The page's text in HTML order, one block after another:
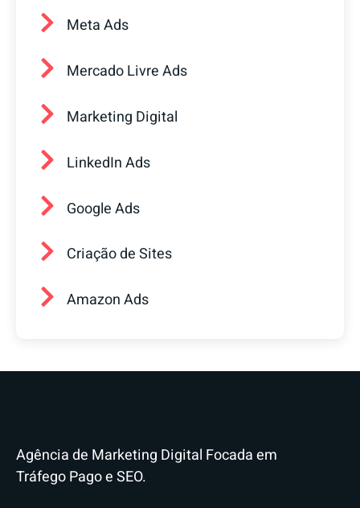
Meta Ads
Mercado Livre Ads
Marketing Digital
LinkedIn Ads
Google Ads
Criação de Sites
Amazon Ads
Agência de Marketing Digital Focada em
Tráfego Pago e SEO.